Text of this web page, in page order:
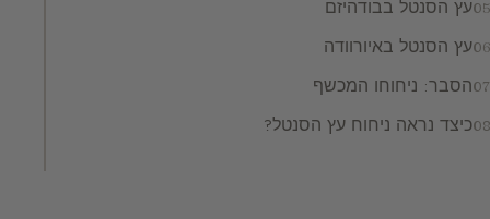
עץ הסנטל בבודהיזם
עץ הסנטל באיורוודה
הסבר: ניחוחו המכשף
כיצד נראה ניחוח עץ הסנטל?